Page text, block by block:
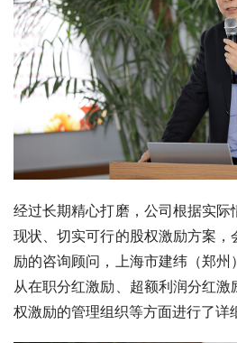
经过长期精心打磨，公司根据实际
现状、切实可行的股权激励方案，
励的咨询顾问，上海市建纬（郑
从在职分红激励、超额利润分红
权激励的管理组织等方面进行了详